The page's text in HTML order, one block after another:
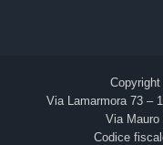
Via Lamarmora 73 –
Via Mauro
Codice